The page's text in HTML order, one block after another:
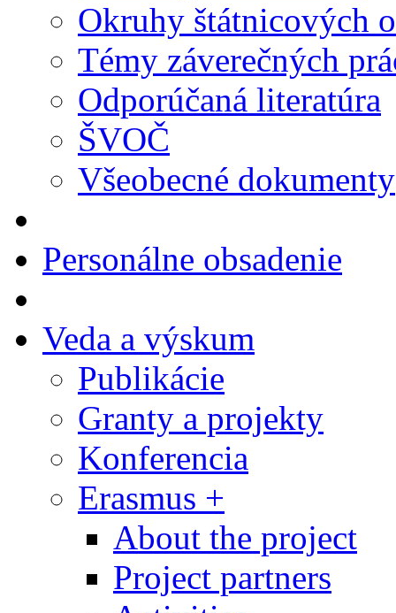
Okruhy štátnicových
Témy záverečných
Odporúčaná literatúra
ŠVOČ
Všeobecné dokumenty
Personálne obsadenie
Veda a výskum
Publikácie
Granty a projekty
Konferencia
Erasmus +
About the project
Project partners